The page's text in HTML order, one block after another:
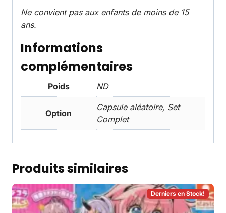
Ne convient pas aux enfants de moins de 15
ans.
Informations
complémentaires
Poids ND
Option
Capsule aléatoire, Set
Complet
Produits similaires
Derniers en Stock!